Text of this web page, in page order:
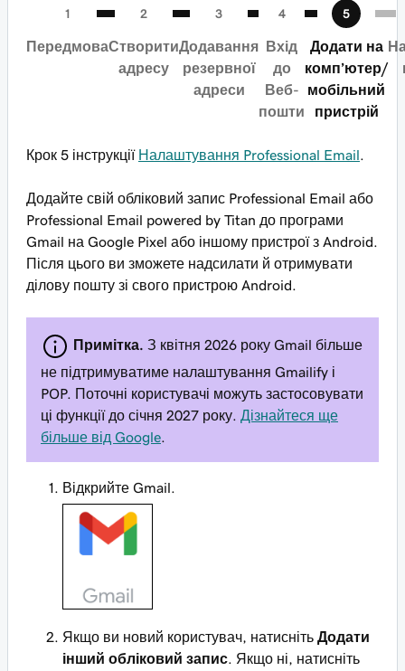
ПередмоваСтворити
адресу
Додавання
резервної
адреси
Вхід
до
Веб-
пошти
Додати на
комп’ютер/
мобільний
пристрій
Крок 5 інструкції Налаштування Professional Email
Додайте свій обліковий запис Professional Email або
Professional Email powered by Titan до програми
Gmail на Google Pixel або іншому пристрої з Android.
Після цього ви зможете надсилати й отримувати
ділову пошту зі свого пристрою Android.
Примітка. З квітня 2026 року Gmail більше
не підтримуватиме налаштування Gmailify і
POP. Поточні користувачі можуть застосовувати
ці функції до січня 2027 року.
Дізнайтеся ще
більше від Google
Відкрийте Gmail.
Якщо ви новий користувач, натисніть Додати
інший обліковий запис . Якщо ні, натисніть